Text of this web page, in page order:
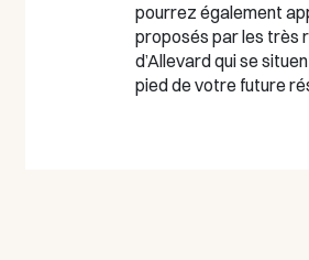
pourrez également
proposés par les très
d’Allevard qui se
pied de votre future